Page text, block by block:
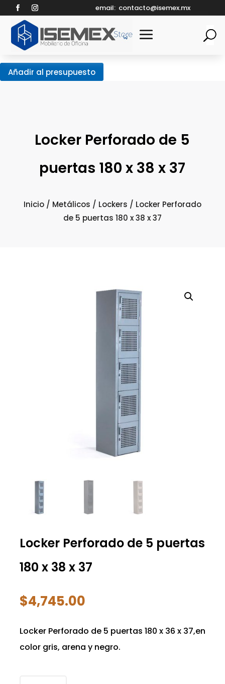
email: contacto@isemex.mx
Añadir al presupuesto
Locker Perforado de 5
puertas 180 x 38 x 37
Inicio/ Metálicos / Lockers / Locker Perforado
de 5 puertas 180 x 38 x 37
Locker Perforado de 5 puertas
180 x 38 x 37
$4,745.00
Locker Perforado de 5 puertas 180 x 36 x 37,en
color gris, arena y negro.